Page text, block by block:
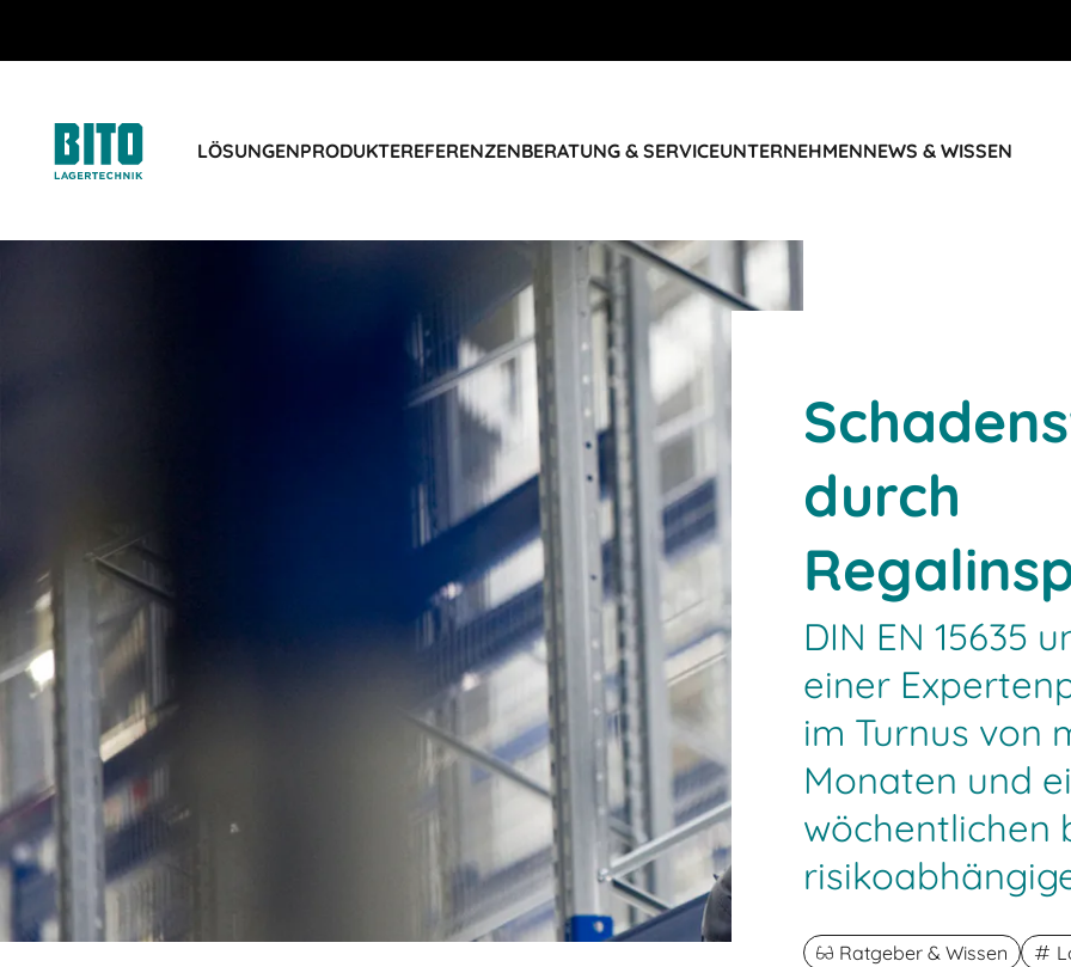
LÖSUNGENPRODUKTEREFERENZENBERATUNG & SERVICEUNTERNEHMENNEWS & WISSEN
durch
DIN EN 15635
einer
im Turnus von
Monaten und
wöchentlichen
Ratgeber & Wissen